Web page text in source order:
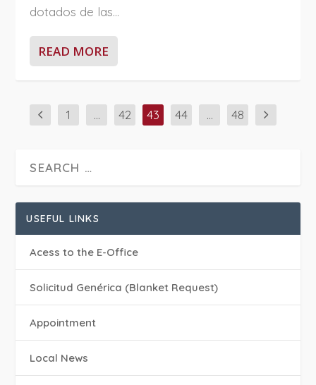
dotados de las...
READ MORE
1 … 42 43 44 … 48
USEFUL LINKS
Acess to the E-Office
Solicitud Genérica (Blanket Request)
Appointment
Local News